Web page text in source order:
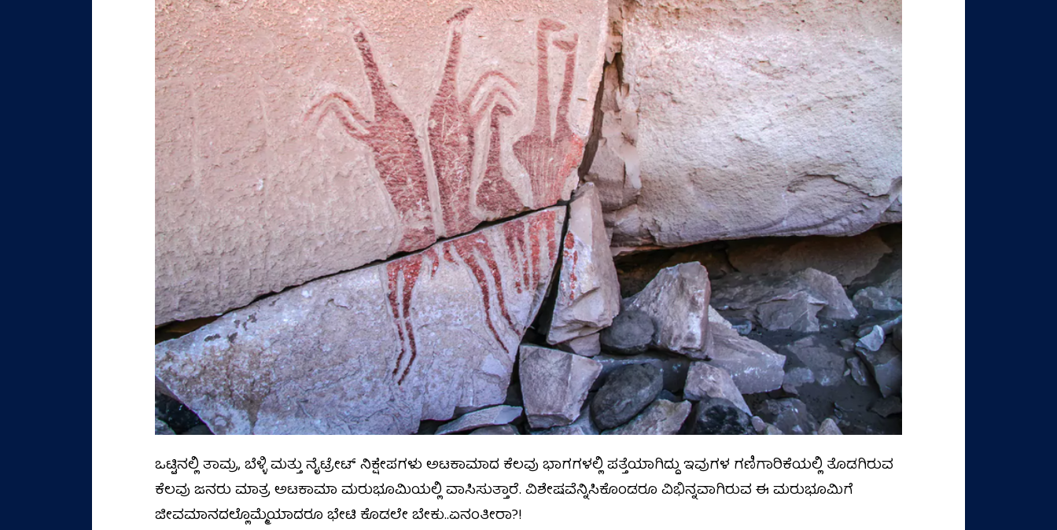
ಒಟ್ಟಿನಲ್ಲಿ ತಾಮ್ರ, ಬೆಳ್ಳಿ ಮತ್ತು ನೈಟ್ರೇಟ್‌ ನಿಕ್ಷೇಪಗಳು ಅಟಕಾಮಾದ ಕೆಲವು ಭಾಗಗಳಲ್ಲಿ ಪತ್ತೆಯಾಗಿದ್ದು ಇವುಗಳ ಗಣಿಗಾರಿಕೆಯಲ್ಲಿ ತೊಡಗಿರುವ
ಕೆಲವು ಜನರು ಮಾತ್ರ ಅಟಕಾಮಾ ಮರುಭೂಮಿಯಲ್ಲಿ ವಾಸಿಸುತ್ತಾರೆ. ವಿಶೇಷವೆನ್ನಿಸಿಕೊಂಡರೂ ವಿಭಿನ್ನವಾಗಿರುವ ಈ ಮರುಭೂಮಿಗೆ
ಜೀವಮಾನದಲ್ಲೊಮ್ಮೆಯಾದರೂ ಭೇಟಿ ಕೊಡಲೇ ಬೇಕು..ಏನಂತೀರಾ?!